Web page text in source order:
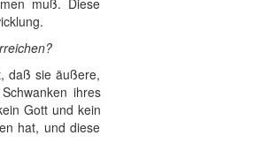
muß. Diese
daß sie äußere,
ihres
Gott und kein
hat, und diese